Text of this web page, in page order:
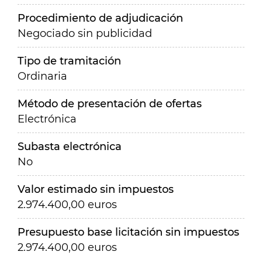
Procedimiento de adjudicación
Negociado sin publicidad
Tipo de tramitación
Ordinaria
Método de presentación de ofertas
Electrónica
Subasta electrónica
No
Valor estimado sin impuestos
2.974.400,00 euros
Presupuesto base licitación sin impuestos
2.974.400,00 euros